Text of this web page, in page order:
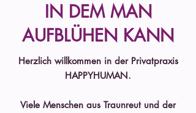
IN DEM MAN
AUFBLÜHEN KANN
Herzlich willkommen in der Privatpraxis
HAPPYHUMAN.
Viele Menschen aus Traunreut und der